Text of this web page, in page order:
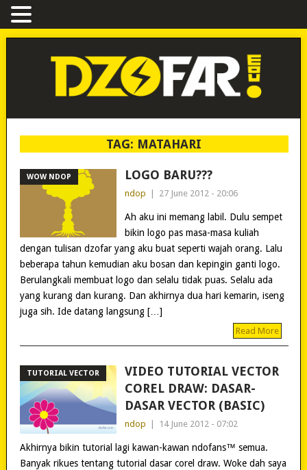
TAG: MATAHARI
WOW NDOP LOGO BARU???
ndop 27 June 2012 - 20:06
Ah aku ini memang labil. Dulu sempet
bikin logo pas masa-masa kuliah
dengan tulisan dzofar yang aku buat seperti wajah orang. Lalu
beberapa tahun kemudian aku bosan dan kepingin ganti logo.
Berulangkali membuat logo dan selalu tidak puas. Selalu ada
yang kurang dan kurang. Dan akhirnya dua hari kemarin, iseng
juga sih. Ide datang langsung […]
Read More
TUTORIAL VECTOR
VIDEO TUTORIAL VECTOR
COREL DRAW: DASAR-
DASAR VECTOR (BASIC)
ndop 14 June 2012 - 07:02
Akhirnya bikin tutorial lagi kawan-kawan ndofans™ semua.
Banyak rikues tentang tutorial dasar corel draw. Woke dah saya